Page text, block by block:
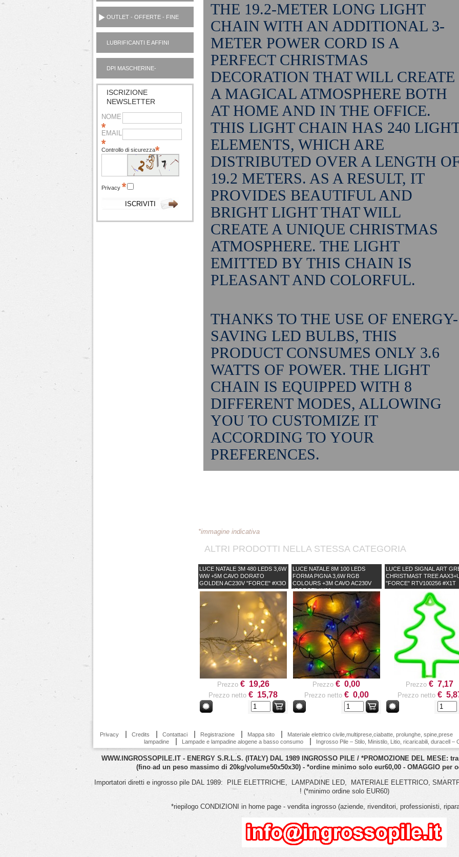
OUTLET - OFFERTE - FINE
SERIE
LUBRIFICANTI E AFFINI
MOTORI AUTO OUTLET
DPI MASCHERINE-
IGIENIZZANTI
ISCRIZIONE
NEWSLETTER
NOME
EMAIL
Controllo di sicurezza
Privacy
THE 19.2-METER LONG LIGHT
CHAIN WITH AN ADDITIONAL 3-
METER POWER CORD IS A
PERFECT CHRISTMAS
DECORATION THAT WILL CREATE
A MAGICAL ATMOSPHERE BOTH
AT HOME AND IN THE OFFICE.
THIS LIGHT CHAIN HAS 240
ELEMENTS, WHICH ARE
DISTRIBUTED OVER A LENGTH
19.2 METERS. AS A RESULT, IT
PROVIDES BEAUTIFUL AND
BRIGHT LIGHT THAT WILL
CREATE A UNIQUE CHRISTMAS
ATMOSPHERE. THE LIGHT
EMITTED BY THIS CHAIN IS
PLEASANT AND COLORFUL.
THANKS TO THE USE OF ENERGY-
SAVING LED BULBS, THIS
PRODUCT CONSUMES ONLY 3.6
WATTS OF POWER. THE LIGHT
CHAIN IS EQUIPPED WITH 8
DIFFERENT MODES, ALLOWING
YOU TO CUSTOMIZE IT
ACCORDING TO YOUR
PREFERENCES.
*immagine indicativa
ALTRI PRODOTTI NELLA STESSA CATEGORIA
LUCE NATALE 3M 480 LEDS 3,6W
WW +5M CAVO DORATO
GOLDEN AC230V "FORCE" #X3O
Prezzo € 19,26
Prezzo netto € 15,78
LUCE NATALE 8M 100 LEDS
FORMA PIGNA 3,6W RGB
COLOURS +3M CAVO AC230V
"FORCE" #X3J
Prezzo € 0,00
Prezzo netto € 0,00
LUCE LED SIGNAL ART
CHRISTMAST TREE
"FORCE" RTV100256 #X1T
Prezzo € 7,17
Prezzo netto €
Privacy Credits Contattaci Registrazione Mappa sito
Materiale elettrico civile,multiprese,ciabatte, prolunghe, spine,prese
lampadine
Lampade e lampadine alogene a basso consumo Ingrosso Pile – Stilo, Ministilo, Litio, ricaricabili, duracell –
WWW.INGROSSOPILE.IT - ENERGY S.R.L.S. (ITALY) DAL 1989 INGROSSO PILE / *PROMOZIONE DEL MESE:
(fino ad un peso massimo di 20kg/volume50x50x30) - *ordine minimo solo eur60,00 - OMAGGIO per
Importatori diretti e ingrosso pile DAL 1989: PILE ELETTRICHE, LAMPADINE LED, MATERIALE ELETTRICO,
! (*minimo ordine solo EUR60)
*riepilogo CONDIZIONI in home page - vendita ingrosso (aziende, rivenditori, professionisti,